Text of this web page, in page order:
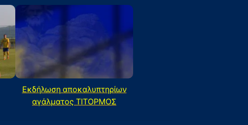
Εκδήλωση αποκαλυπτηρίων
αγάλματος ΤΙΤΟΡΜΟΣ